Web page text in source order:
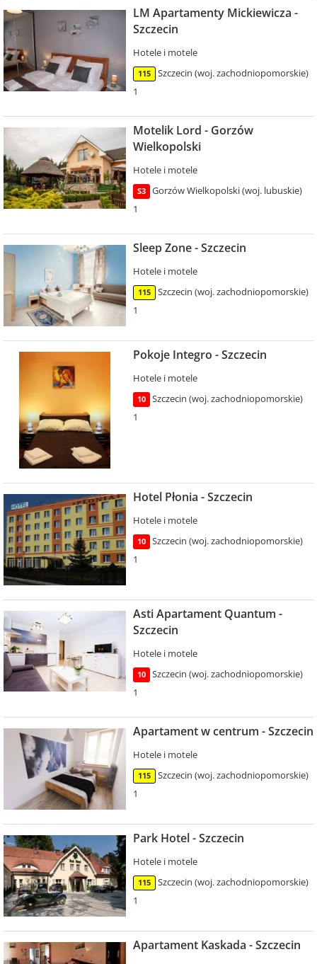
LM Apartamenty Mickiewicza -
Szczecin
Hotele i motele
115
Szczecin (woj. zachodniopomorskie)
1
Motelik Lord - Gorzów
Wielkopolski
Hotele i motele
S3
Gorzów Wielkopolski (woj. lubuskie)
1
Sleep Zone - Szczecin
Hotele i motele
115
Szczecin (woj. zachodniopomorskie)
1
Pokoje Integro - Szczecin
Hotele i motele
10
Szczecin (woj. zachodniopomorskie)
1
Hotel Płonia - Szczecin
Hotele i motele
10
Szczecin (woj. zachodniopomorskie)
1
Asti Apartament Quantum -
Szczecin
Hotele i motele
10
Szczecin (woj. zachodniopomorskie)
1
Apartament w centrum - Szczecin
Hotele i motele
115
Szczecin (woj. zachodniopomorskie)
1
Park Hotel - Szczecin
Hotele i motele
115
Szczecin (woj. zachodniopomorskie)
1
Apartament Kaskada - Szczecin